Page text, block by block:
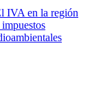
IVA en la región